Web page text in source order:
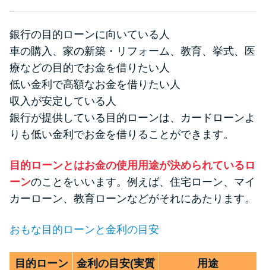
銀行の目的ローンに向いている人
車の購入、家の新築・リフォーム、教育、挙式、医
療などの目的でお金を借りたい人
低い金利で高額なお金を借りたい人
収入が安定している人
銀行が提供している目的ローンは、カードローンよ
りも低い金利でお金を借りることができます。
目的ローンとはお金の使用用途が決められているロ
ーンのことをいいます。例えば、住宅ローン、マイ
カーローン、教育ローンなどがそれにあたります。
おもな目的ローンと金利の目安
目的ローン
金利の目安(実質
用途